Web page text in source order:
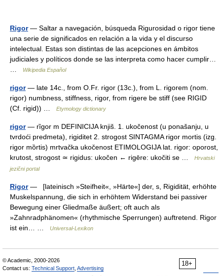
Rigor— Saltar a navegación, búsqueda Rigurosidad o rigor tiene
una serie de significados en relación a la vida y el discurso
intelectual. Estas son distintas de las acepciones en ámbitos
judiciales y políticos donde se las interpreta como hacer cumplir…
Wikipedia Español
rigor— late 14c., from O.Fr. rigor (13c.), from L. rigorem (nom.
rigor) numbness, stiffness, rigor, from rigere be stiff (see RIGID
(Cf. rigid)) …
Etymology dictionary
rigor— rȉgor m DEFINICIJA knjiš. 1. ukočenost (u ponašanju, u
tvrdoći predmeta), rigiditet 2. strogost SINTAGMA rigor mortis (izg.
rigor mȍrtis) mrtvačka ukočenost ETIMOLOGIJA lat. rigor: oporost,
krutost, strogost ≃ rigidus: ukočen ← rigēre: ukočiti se …
Hrvatski
jezični portal
Rigor— [lateinisch »Steifheit«, »Härte«] der, s, Rigidität, erhöhte
Muskelspannung, die sich in erhöhtem Widerstand bei passiver
Bewegung einer Gliedmaße äußert; oft auch als
»Zahnradphänomen« (rhythmische Sperrungen) auftretend. Rigor
ist ein… …
Universal-Lexikon
18+
© Academic, 2000-2026
Contact us: Technical Support Advertising